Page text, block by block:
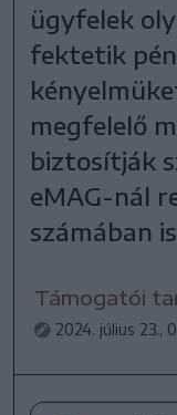
ügyfelek
fektetik
megfelelő
biztosítják
eMAG-nál
számában
Támogatói
2024. július 23.,